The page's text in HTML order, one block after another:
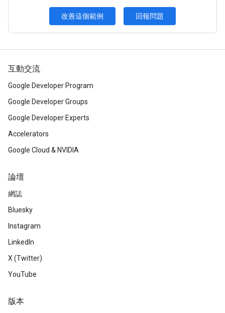
改善這個範例 回報問題
互動交流
Google Developer Program
Google Developer Groups
Google Developer Experts
Accelerators
Google Cloud & NVIDIA
論壇
網誌
Bluesky
Instagram
LinkedIn
X (Twitter)
YouTube
版本